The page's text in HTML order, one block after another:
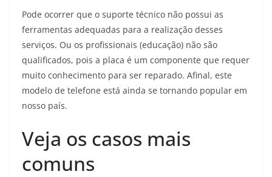
Pode ocorrer que o suporte técnico não possui as
ferramentas adequadas para a realização desses
serviços. Ou os profissionais (educação) não são
qualificados, pois a placa é um componente que requer
muito conhecimento para ser reparado. Afinal, este
modelo de telefone está ainda se tornando popular em
nosso país.
Veja os casos mais
comuns